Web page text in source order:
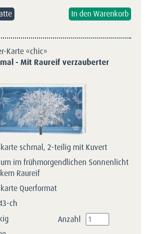
Karte «chic»
- Mit Raureif verzauberter
schmal, 2-teilig mit Kuvert
im frühmorgendlichen Sonnenlicht
Raureif
Querformat
ch
Anzahl